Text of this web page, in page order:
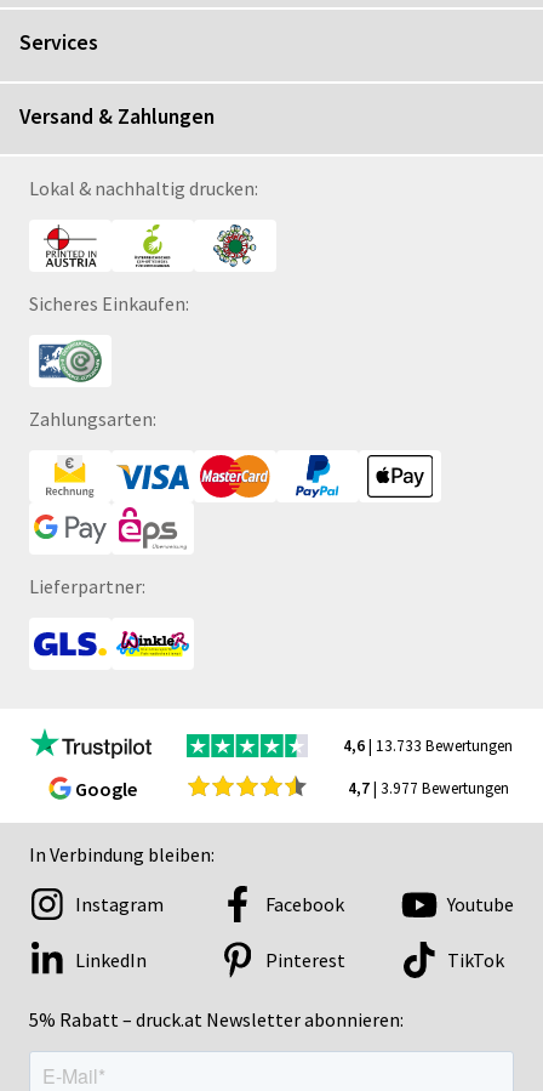
Services
Versand & Zahlungen
Lokal & nachhaltig drucken:
Sicheres Einkaufen:
Zahlungsarten:
Lieferpartner:
4,6| 13.733 Bewertungen
Google 4,7| 3.977 Bewertungen
In Verbindung bleiben:
5% Rabatt – druck.at Newsletter abonnieren:
Instagram Facebook Youtube
LinkedIn Pinterest TikTok